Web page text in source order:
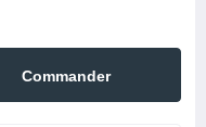
Commander